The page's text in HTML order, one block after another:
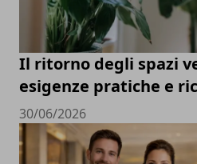
Il ritorno degli spazi
esigenze pratiche e
30/06/2026